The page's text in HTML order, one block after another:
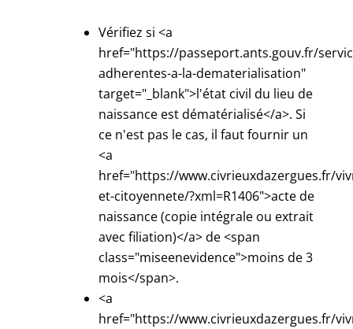
Vérifiez si <a
href="https://passeport.ants.gouv.fr/
adherentes-a-la-dematerialisation"
target="_blank">l'état civil du lieu de
naissance est dématérialisé</a>. Si
ce n'est pas le cas, il faut fournir un
<a
href="https://www.civrieuxdazergues.fr/
et-citoyennete/?xml=R1406">acte de
naissance (copie intégrale ou extrait
avec filiation)</a> de <span
class="miseenevidence">moins de 3
mois</span>.
<a
href="https://www.civrieuxdazergues.fr/